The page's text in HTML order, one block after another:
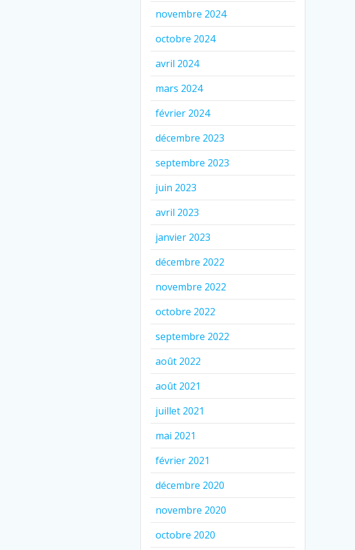
novembre 2024
octobre 2024
avril 2024
mars 2024
février 2024
décembre 2023
septembre 2023
juin 2023
avril 2023
janvier 2023
décembre 2022
novembre 2022
octobre 2022
septembre 2022
août 2022
août 2021
juillet 2021
mai 2021
février 2021
décembre 2020
novembre 2020
octobre 2020